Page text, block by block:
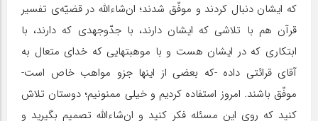
که ایشان دنبال کردند و موفّق شدند؛ ان‌شاءالله در قضیّه‌ی تفسیر
قرآن هم با تلاشی که ایشان دارند، با جدّوجهدی که دارند، با
ابتکاری که در ایشان هست و با موهبتهایی که خدای متعال به
آقای قرائتی داده -که بعضی از اینها جزو مواهب خاص است-
موفّق باشند. امروز استفاده کردیم و خیلی ممنونیم؛ دوستان تلاش
کنید که روی این مسئله فکر کنید و ان‌شاءالله تصمیم بگیرید و